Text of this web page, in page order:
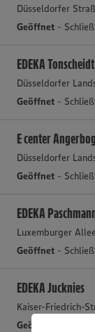
Düsseldorfer
Geöffnet -
EDEKA
Düsseldorfer
Geöffnet -
E center
Düsseldorfer
Geöffnet -
EDEKA
Luxemburger
Geöffnet -
EDEKA Jucknies
Kaiser-Friedrich-
Geöffnet